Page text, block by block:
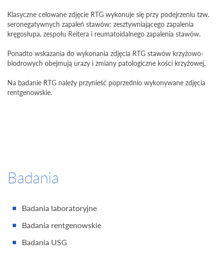
Klasyczne celowane zdjęcie RTG wykonuje się przy podejrzeniu tzw.
seronegatywnych zapaleń stawów: zesztywniającego zapalenia
kręgosłupa, zespołu Reitera i reumatoidalnego zapalenia stawów.
Ponadto wskazania do wykonania zdjęcia RTG stawów krzyżowo-
biodrowych obejmują urazy i zmiany patologiczne kości krzyżowej.
Na badanie RTG należy przynieść poprzednio wykonywane zdjęcia
rentgenowskie.
Badania
Badania laboratoryjne
Badania rentgenowskie
Badania USG